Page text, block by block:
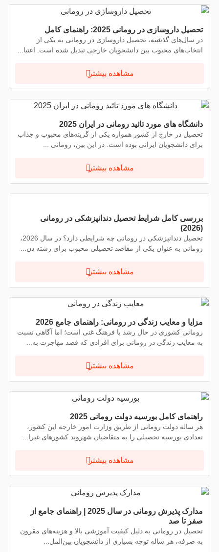
تحصیل داروسازی در رومانی 2025: راهنمای کامل
در سال‌های گذشته، تحصیل داروسازی در رومانی به یکی از
انتخاب‌های محبوب بین دانشجویان خارجی تبدیل شده است. اعتبا...
مشاهده بیشتر
دانشگاه های مورد تائید رومانی در ایران 2025
تحصیل در خارج از کشور همواره یکی از گزینه‌های محبوب و جذاب
برای دانشجویان ایرانی بوده است. در این بین، رومانی ...
مشاهده بیشتر
بررسی کامل شرایط تحصیل دندانپزشکی در رومانی
(2026)
تحصیل دندانپزشکی در رومانی چه شرایطی دارد؟ در سال 2026،
رومانی به عنوان یکی از مقاصد تحصیلی محبوب برای رشته دن...
مشاهده بیشتر
مزایا و معایب زندگی در رومانی: راهنمای جامع 2026
رومانی کشوری در حال رشد با فرهنگ غنی است؛ اما آگاهی نسبت
به معایب زندگی در رومانی برای افرادی که قصد مهاجرت به...
مشاهده بیشتر
راهنمای کامل بورسیه دولت رومانی 2025
هر ساله دولت رومانی از طریق وزارت امور خارجه این کشور،
تعدادی بورسیه تحصیلی را به متقاضیان شهروند کشورهای غیرا...
مشاهده بیشتر
مدارک پذیرش رومانی در سال 2025 | راهنمای جامع از
صفر تا صد
تحصیل در رومانی به دلیل کیفیت آموزشی بالا و هزینه‌های مقرون
به صرفه، هر ساله توجه بسیاری از دانشجویان بین‌المل...